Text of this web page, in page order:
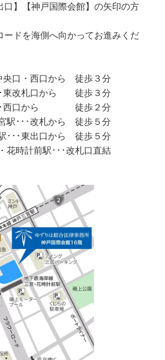
口】【神戸国際会館】の矢印の方
ードを海側へ向かってお進みくだ
央口・西口から 徒歩３分
東改札口から 徒歩３分
･･西口から 徒歩２分
駅･･･改札から 徒歩５分
･･･東出口から 徒歩５分
花時計前駅･･･改札口直結